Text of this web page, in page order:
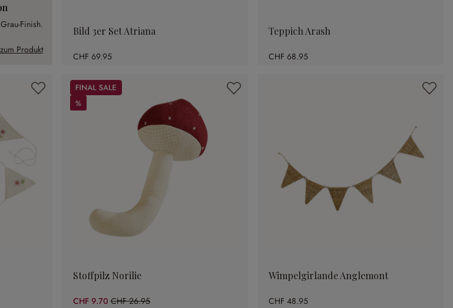
Finish.
zum Produkt
Bild 3er Set Atriana
CHF 69.95
Teppich Arash
CHF 68.95
Sale
%
%
Stoffpilz Norilie
CHF 9.70 CHF 26.95
(64.01% gespart)
Wimpelgirlande Anglemont
CHF 48.95